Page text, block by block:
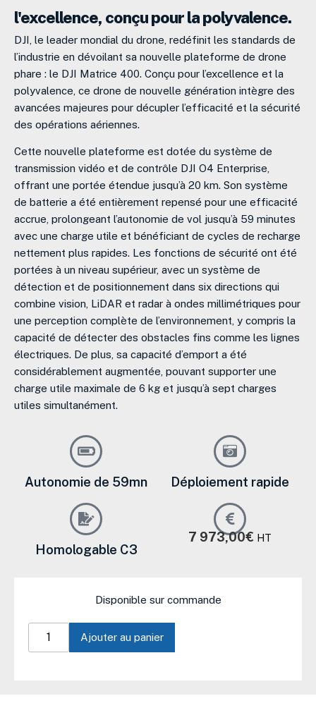
l'excellence, conçu pour la polyvalence.
DJI, le leader mondial du drone, redéfinit les standards de
l’industrie en dévoilant sa nouvelle plateforme de drone
phare : le DJI Matrice 400. Conçu pour l’excellence et la
polyvalence, ce drone de nouvelle génération intègre des
avancées majeures pour décupler l’efficacité et la sécurité
des opérations aériennes.
Cette nouvelle plateforme est dotée du système de
transmission vidéo et de contrôle DJI O4 Enterprise,
offrant une portée étendue jusqu’à 20 km. Son système
de batterie a été entièrement repensé pour une efficacité
accrue, prolongeant l’autonomie de vol jusqu’à 59 minutes
avec une charge utile et bénéficiant de cycles de recharge
nettement plus rapides. Les fonctions de sécurité ont été
portées à un niveau supérieur, avec un système de
détection et de positionnement dans six directions qui
combine vision, LiDAR et radar à ondes millimétriques pour
une perception complète de l’environnement, y compris la
capacité de détecter des obstacles fins comme les lignes
électriques. De plus, sa capacité d’emport a été
considérablement augmentée, pouvant supporter une
charge utile maximale de 6 kg et jusqu’à sept charges
utiles simultanément.
Autonomie de 59mn
Homologable C3
Déploiement rapide
7 973,00€ HT
Disponible sur commande
Ajouter au panier